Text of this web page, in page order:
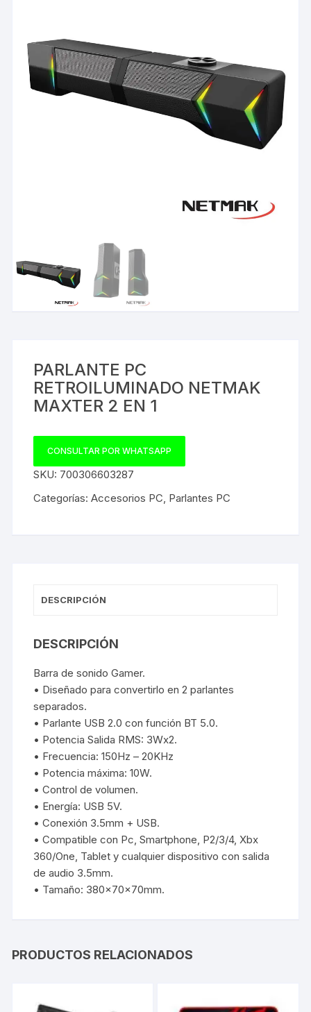
PARLANTE PC
RETROILUMINADO NETMAK
MAXTER 2 EN 1
CONSULTAR POR WHATSAPP
SKU: 700306603287
Categorías:Accesorios PC Parlantes PC
DESCRIPCIÓN
DESCRIPCIÓN
Barra de sonido Gamer.
• Diseñado para convertirlo en 2 parlantes
separados.
• Parlante USB 2.0 con función BT 5.0.
• Potencia Salida RMS: 3Wx2.
• Frecuencia: 150Hz – 20KHz
• Potencia máxima: 10W.
• Control de volumen.
• Energía: USB 5V.
• Conexión 3.5mm + USB.
• Compatible con Pc, Smartphone, P2/3/4, Xbx
360/One, Tablet y cualquier dispositivo con salida
de audio 3.5mm.
• Tamaño: 380x70x70mm.
PRODUCTOS RELACIONADOS